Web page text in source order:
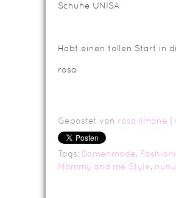
Schuhe UNISA
Habt einen tollen Start in
rosa
Gepostet von rosa limone
Tags: Damenmode,
Mommy and me Style,